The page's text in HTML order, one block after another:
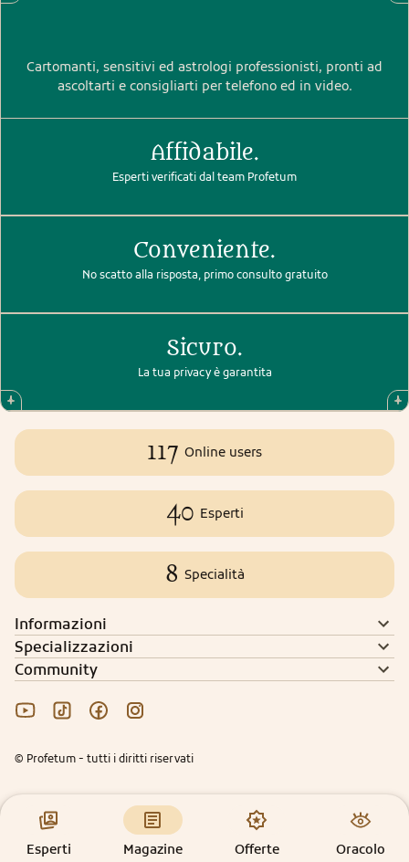
Esperti Magazine Offerte Oracolo
Cartomanti, sensitivi ed astrologi professionisti, pronti ad
ascoltarti e consigliarti per telefono ed in video.
Affidabile.
Esperti verificati dal team Profetum
Conveniente.
No scatto alla risposta, primo consulto gratuito
Sicuro.
La tua privacy è garantita
117 Online users
40 Esperti
8 Specialità
Informazioni
Specializzazioni
Community
© Profetum - tutti i diritti riservati